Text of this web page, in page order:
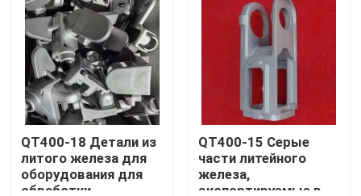
О нас
Путешествие фабрики
Проверка качества
QT400-18 Детали из
литого железа для
оборудования для
обработки
QT400-15 Серые
части литейного
железа,
экспортируемые в